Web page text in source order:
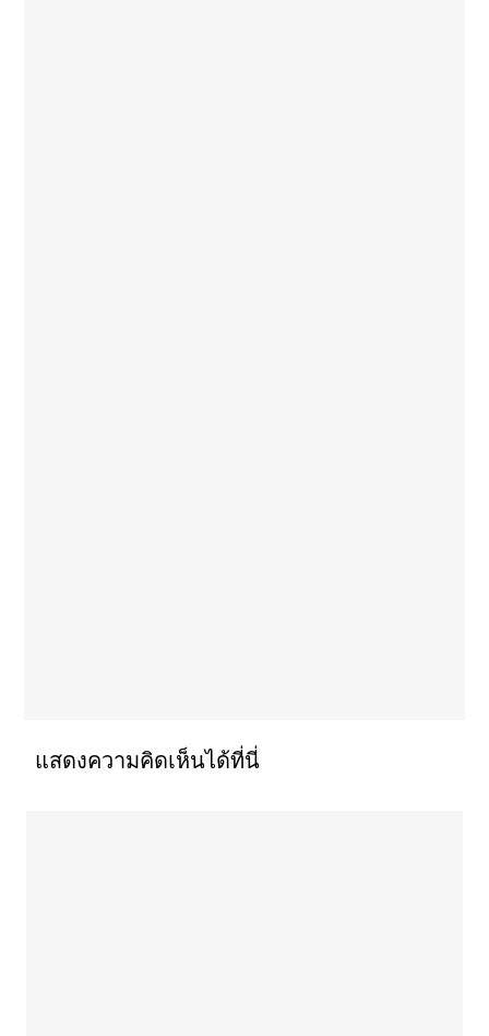
แสดงความคิดเห็นได้ที่นี่